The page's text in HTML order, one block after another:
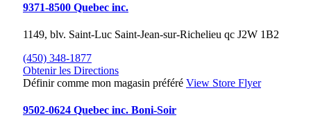
9371-8500 Quebec inc.
1149, blv. Saint-Luc Saint-Jean-sur-Richelieu qc J2W 1B2
(450) 348-1877
Obtenir les Directions
Définir comme mon magasin préféré View Store Flyer
9502-0624 Quebec inc. Boni-Soir